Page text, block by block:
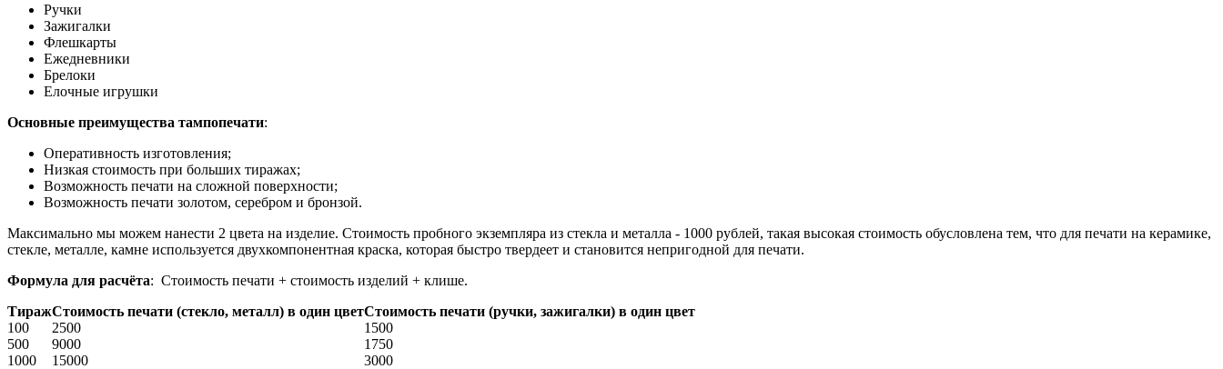
Ручки
Зажигалки
Флешкарты
Ежедневники
Брелоки
Елочные игрушки
Основные преимущества тампопечати:
Оперативность изготовления;
Низкая стоимость при больших тиражах;
Возможность печати на сложной поверхности;
Возможность печати золотом, серебром и бронзой.
Максимально мы можем нанести 2 цвета на изделие. Стоимость пробного экземпляра из стекла и металла - 1000 рублей, такая высокая стоимость обусловлена тем, что для печати на керамике,
стекле, металле, камне используется двухкомпонентная краска, которая быстро твердеет и становится непригодной для печати.
Формула для расчёта: Стоимость печати + стоимость изделий + клише.
ТиражСтоимость печати (стекло, металл) в один цветСтоимость печати (ручки, зажигалки) в один цвет
100
2500
1500
500
9000
1750
1000
15000
3000